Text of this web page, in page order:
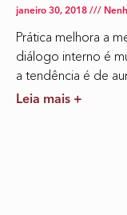
janeiro 30, 2018
Prática melhora a
diálogo interno é
a tendência é de
Leia mais +